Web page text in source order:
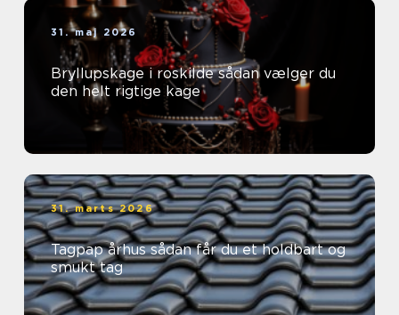
31. maj 2026
Bryllupskage i roskilde sådan vælger du
den helt rigtige kage
31. marts 2026
Tagpap århus sådan får du et holdbart og
smukt tag